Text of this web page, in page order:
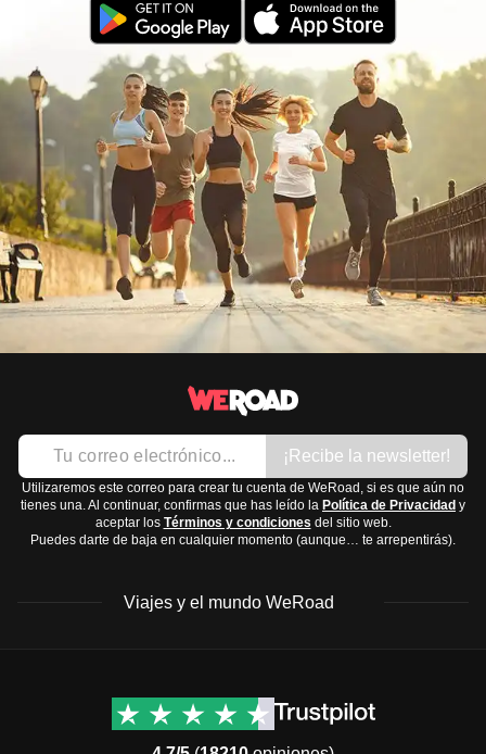
¡Recibe la newsletter!
Utilizaremos este correo para crear tu cuenta de WeRoad, si es que aún no
tienes una. Al continuar, confirmas que has leído la Política de Privacidad y
aceptar los Términos y condiciones del sitio web.
Puedes darte de baja en cualquier momento (aunque… te arrepentirás).
Viajes y el mundo WeRoad
América del Norte
Contacto